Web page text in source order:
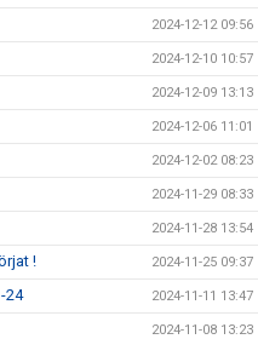
2024-12-12 09:56
2024-12-10 10:57
2024-12-09 13:13
2024-12-06 11:01
2024-12-02 08:23
2024-11-29 08:33
2024-11-28 13:54
! 2024-11-25 09:37
24 2024-11-11 13:47
2024-11-08 13:23